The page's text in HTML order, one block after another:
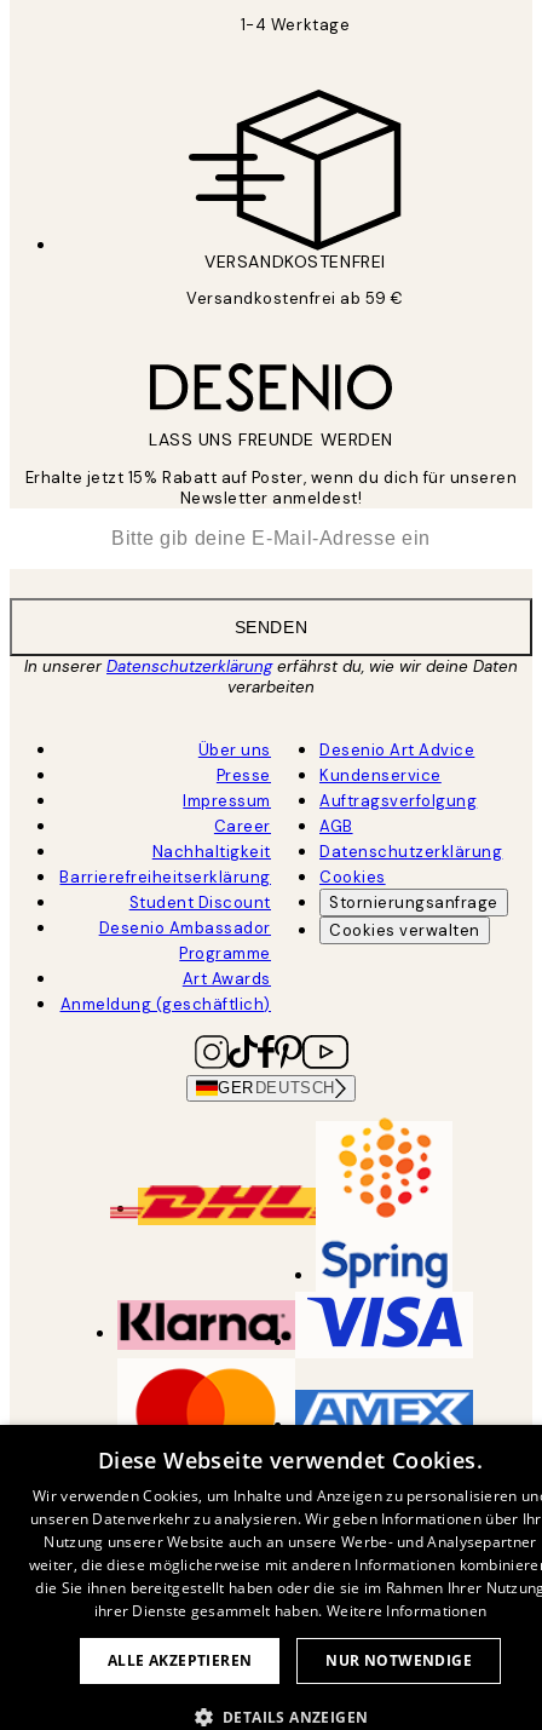
1-4 Werktage
VERSANDKOSTENFREI
Versandkostenfrei ab 59 €
LASS UNS FREUNDE WERDEN
Erhalte jetzt 15% Rabatt auf Poster, wenn du dich für unseren
Newsletter anmeldest!
SENDEN
In unsererDatenschutzerklärungerfährst du, wie wir deine Daten
verarbeiten
Über uns
Presse
Impressum
Career
Nachhaltigkeit
Barrierefreiheitserklärung
Student Discount
Desenio Ambassador
Programme
Art Awards
Anmeldung (geschäftlich)
Desenio Art Advice
Kundenservice
Auftragsverfolgung
AGB
Datenschutzerklärung
Cookies
Stornierungsanfrage
Cookies verwalten
GER DEUTSCH
Diese Webseite verwendet Cookies.
Wir verwenden Cookies, um Inhalte und Anzeigen zu personalisieren
unseren Datenverkehr zu analysieren. Wir geben Informationen über
Nutzung unserer Website auch an unsere Werbe- und Analysepartner
weiter, die diese möglicherweise mit anderen Informationen
die Sie ihnen bereitgestellt haben oder die sie im Rahmen Ihrer
ihrer Dienste gesammelt haben. Weitere Informationen
ALLE AKZEPTIEREN NUR NOTWENDIGE
DETAILS ANZEIGEN